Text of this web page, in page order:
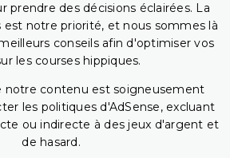
prendre des décisions éclairées. La
est notre priorité, et nous sommes là
conseils afin d'optimiser vos
les courses hippiques.
notre contenu est soigneusement
les politiques d'AdSense, excluant
ou indirecte à des jeux d'argent et
de hasard.